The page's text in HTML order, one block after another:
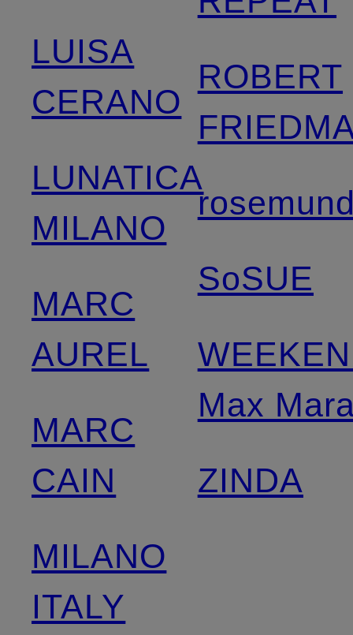
LUISA
CERANO
LUNATICA
MILANO
MARC
AUREL
MARC
CAIN
MILANO
ITALY
ROBERT
SoSUE
Max
ZINDA